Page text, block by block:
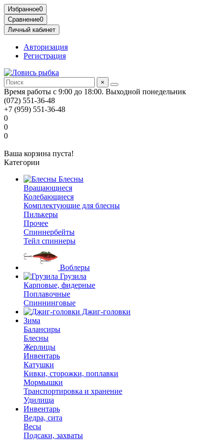
Избранное0
Сравнение0
Личный кабинет
Авторизация
Регистрация
×
Время работы с 9:00 до 18:00. Выходной понедельник
(072) 551-36-48
+7 (959) 551-36-48
0
0
0
Ваша корзина пуста!
Категории
Блесны
Вращающиеся
Колебающиеся
Комплектующие для блесны
Пилькеры
Прочее
Спиннербейты
Тейл спиннеры
Воблеры
Грузила
Карповые, фидерные
Поплавочные
Спиннинговые
Джиг-головки
Зима
Балансиры
Блесны
Жерлицы
Инвентарь
Катушки
Кивки, сторожки, поплавки
Мормышки
Транспортировка и хранение
Удилища
Инвентарь
Ведра, сита
Весы
Подсаки, захваты